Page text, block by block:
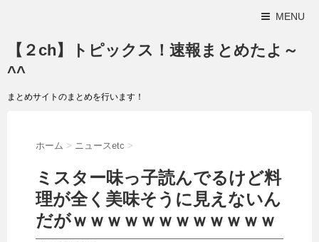
MENU
【２ch】トピックス！速報まとめたよ～
^^
まとめサイトのまとめを行います！
ホーム > ニュースetc >
ミスター味っ子読んでるけど料
理が全く美味そうに見えないん
だがｗｗｗｗｗｗｗｗｗｗｗｗ